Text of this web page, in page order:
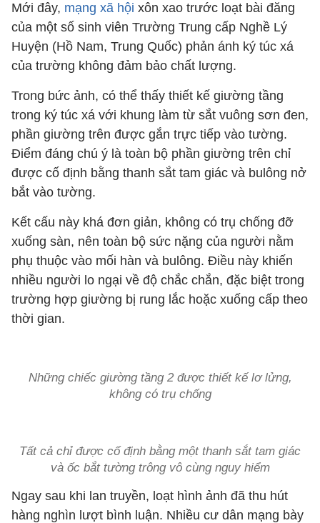
Mới đây, mạng xã hội xôn xao trước loạt bài đăng
của một số sinh viên Trường Trung cấp Nghề Lý
Huyện (Hồ Nam, Trung Quốc) phản ánh ký túc xá
của trường không đảm bảo chất lượng.
Trong bức ảnh, có thể thấy thiết kế giường tầng
trong ký túc xá với khung làm từ sắt vuông sơn đen,
phần giường trên được gắn trực tiếp vào tường.
Điểm đáng chú ý là toàn bộ phần giường trên chỉ
được cố định bằng thanh sắt tam giác và bulông nở
bắt vào tường.
Kết cấu này khá đơn giản, không có trụ chống đỡ
xuống sàn, nên toàn bộ sức nặng của người nằm
phụ thuộc vào mối hàn và bulông. Điều này khiến
nhiều người lo ngại về độ chắc chắn, đặc biệt trong
trường hợp giường bị rung lắc hoặc xuống cấp theo
thời gian.
Những chiếc giường tầng 2 được thiết kế lơ lửng,
không có trụ chống
Tất cả chỉ được cố định bằng một thanh sắt tam giác
và ốc bắt tường trông vô cùng nguy hiểm
Ngay sau khi lan truyền, loạt hình ảnh đã thu hút
hàng nghìn lượt bình luận. Nhiều cư dân mạng bày